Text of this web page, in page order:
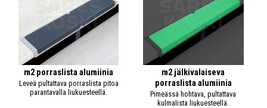
m2 porraslista alumiinia
Leveä pultattava porraslista pitoa
parantavalla liukuesteellä.
m2 jälkivalaiseva
porraslista alumiinia
Pimeässä hohtava, pultattava
kulmalista liukuesteellä.